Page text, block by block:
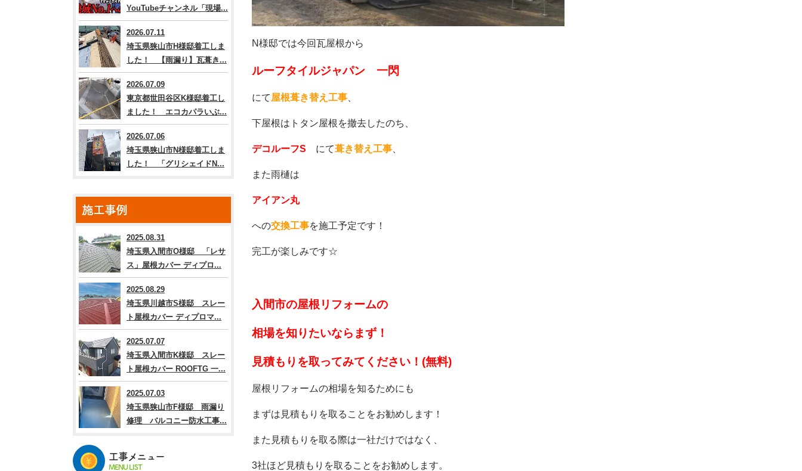
N様邸では今回瓦屋根から
ルーフタイルジャパン 一閃
にて屋根葺き替え工事
下屋根はトタン屋根を撤去したのち、
デコルーフS にて葺き替え工事
また雨樋は
アイアン丸
への交換工事を施工予定です！
完工が楽しみです☆
入間市の屋根リフォームの
相場を知りたいなら まず！
見積もりを取ってみてください！(無料)
屋根リフォームの相場を知るためにも
まずは見積もりを取ることをお勧めします！
また見積もりを取る際は一社だけではなく、
3社ほど見積もりを取ることをお勧めします。
YouTubeチャンネル「現場...
2026.07.11
埼玉県狭山市H様邸着工しま
した！ 【雨漏り】瓦葺き...
2026.07.09
東京都世田谷区K様邸着工し
ました！ エコカパラいぶ...
2026.07.06
埼玉県狭山市N様邸着工しま
した！ 「グリシェイドN...
施工事例
2025.08.31
埼玉県入間市O様邸 「レサ
ス」屋根カバー ディプロ...
2025.08.29
埼玉県川越市S様邸 スレー
ト屋根カバー ディプロマ...
2025.07.07
埼玉県入間市K様邸 スレー
ト屋根カバー ROOFTG 一...
2025.07.03
埼玉県狭山市F様邸 雨漏り
修理 バルコニー防水工事...
工事メニュー
MENU LIST